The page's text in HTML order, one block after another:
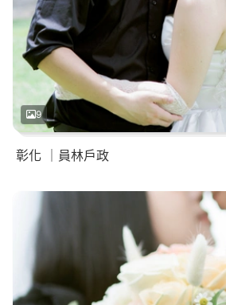
9
彰化 ｜員林戶政